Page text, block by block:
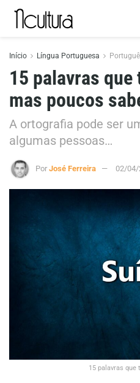
Início Língua Portuguesa
15 palavras
mas poucos
A ortografia pode ser
algumas pessoas…
Por José Ferreira 02/04/
15 palavras